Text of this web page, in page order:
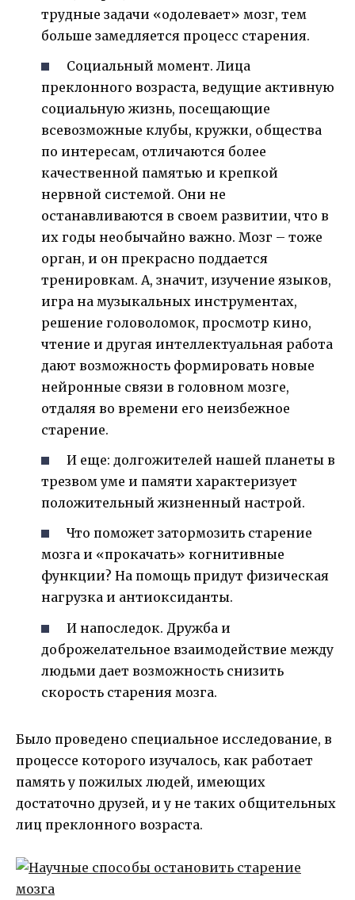
трудные задачи «одолевает» мозг, тем
больше замедляется процесс старения.
Социальный момент. Лица
преклонного возраста, ведущие активную
социальную жизнь, посещающие
всевозможные клубы, кружки, общества
по интересам, отличаются более
качественной памятью и крепкой
нервной системой. Они не
останавливаются в своем развитии, что в
их годы необычайно важно. Мозг – тоже
орган, и он прекрасно поддается
тренировкам. А, значит, изучение языков,
игра на музыкальных инструментах,
решение головоломок, просмотр кино,
чтение и другая интеллектуальная работа
дают возможность формировать новые
нейронные связи в головном мозге,
отдаляя во времени его неизбежное
старение.
И еще: долгожителей нашей планеты в
трезвом уме и памяти характеризует
положительный жизненный настрой.
Что поможет затормозить старение
мозга и «прокачать» когнитивные
функции? На помощь придут физическая
нагрузка и антиоксиданты.
И напоследок. Дружба и
доброжелательное взаимодействие между
людьми дает возможность снизить
скорость старения мозга.
Было проведено специальное исследование, в
процессе которого изучалось, как работает
память у пожилых людей, имеющих
достаточно друзей, и у не таких общительных
лиц преклонного возраста.